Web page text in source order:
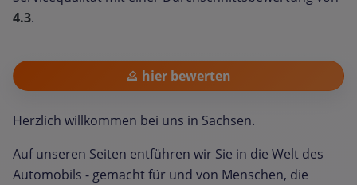
4.3.
hier bewerten
Herzlich willkommen bei uns in Sachsen.
Auf unseren Seiten entführen wir Sie in die Welt des
Automobils - gemacht für und von Menschen, die